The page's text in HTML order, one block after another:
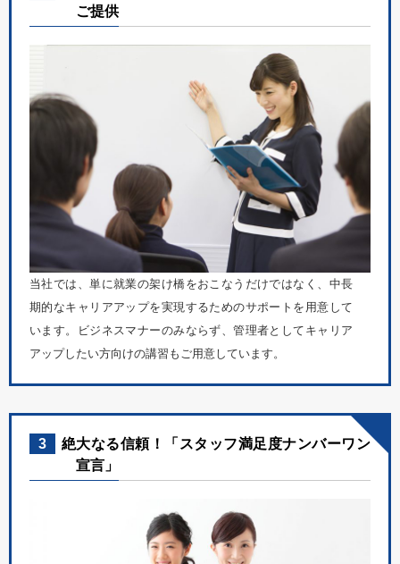
ご提供
当社では、単に就業の架け橋をおこなうだけではなく、中長
期的なキャリアアップを実現するためのサポートを用意して
います。ビジネスマナーのみならず、管理者としてキャリア
アップしたい方向けの講習もご用意しています。
3
絶大なる信頼！「スタッフ満足度ナンバーワン
宣言」